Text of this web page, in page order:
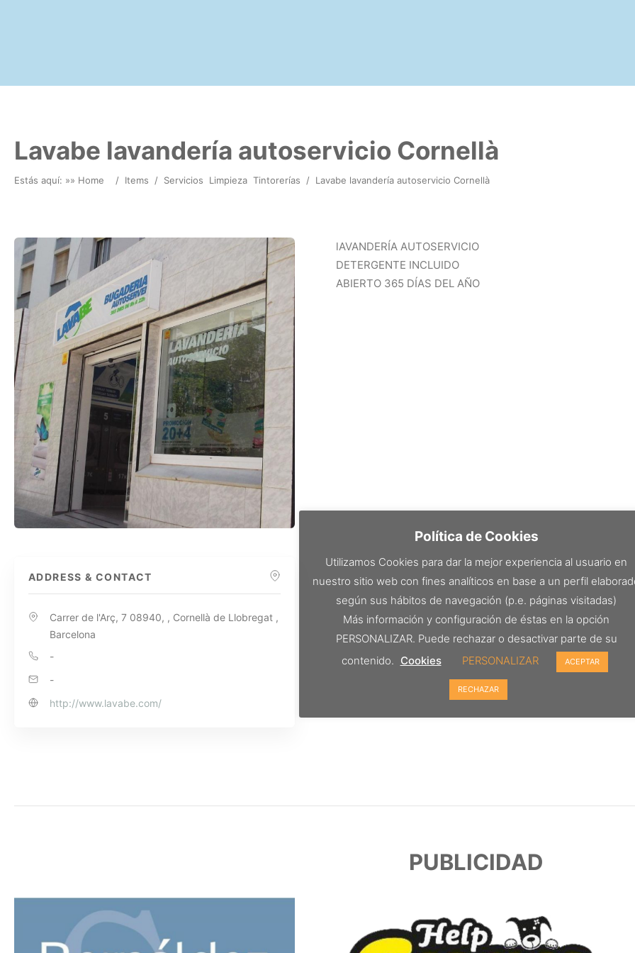
Lavabe lavandería autoservicio Cornellà
Estás aquí: »» Home / Items / Servicios Limpieza Tintorerías / Lavabe lavandería autoservicio Cornellà
ADDRESS & CONTACT
Carrer de l'Arç, 7 08940, , Cornellà de Llobregat ,
Barcelona
-
-
http://www.lavabe.com/
lAVANDERÍA AUTOSERVICIO
DETERGENTE INCLUIDO
ABIERTO 365 DÍAS DEL AÑO
PUBLICIDAD
Política de Cookies
Utilizamos Cookies para dar la mejor experiencia al usuario en
nuestro sitio web con fines analíticos en base a un perfil
según sus hábitos de navegación (p.e. páginas visitadas)
Más información y configuración de éstas en la opción
PERSONALIZAR. Puede rechazar o desactivar parte de su
contenido. Cookies PERSONALIZAR ACEPTAR
RECHAZAR